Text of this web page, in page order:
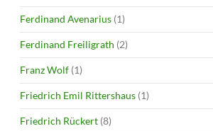
Ferdinand Avenarius (1)
Ferdinand Freiligrath (2)
Franz Wolf (1)
Friedrich Emil Rittershaus (1)
Friedrich Rückert (8)